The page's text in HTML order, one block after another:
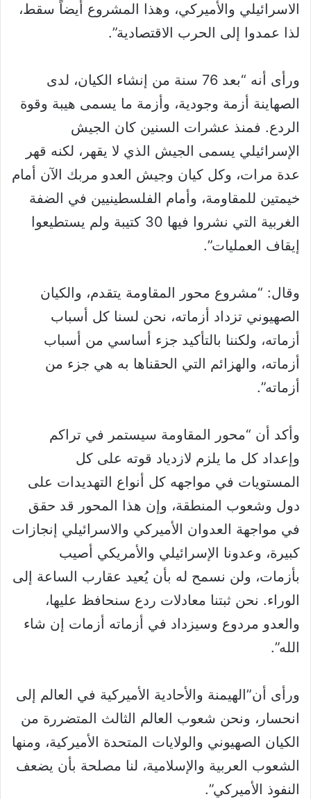
الاسرائيلي والأميركي، وهذا المشروع أيضاً سقط،
لذا عمدوا إلى الحرب الاقتصادية”.
ورأى أنه “بعد 76 سنة من إنشاء الكيان، لدى
الصهاينة أزمة وجودية، وأزمة ما يسمى هيبة وقوة
الردع. فمنذ عشرات السنين كان الجيش
الإسرائيلي يسمى الجيش الذي لا يقهر، لكنه قهر
عدة مرات، وكل كيان وجيش العدو مربك الآن أمام
خيمتين للمقاومة، وأمام الفلسطينيين في الضفة
الغربية التي نشروا فيها 30 كتيبة ولم يستطيعوا
إيقاف العمليات”.
وقال: “مشروع محور المقاومة يتقدم، والكيان
الصهيوني تزداد أزماته، نحن لسنا كل أسباب
أزماته، ولكننا بالتأكيد جزء أساسي من أسباب
أزماته، والهزائم التي الحقناها به هي جزء من
أزماته”.
وأكد أن “محور المقاومة سيستمر في تراكم
وإعداد كل ما يلزم لازدياد قوته على كل
المستويات في مواجهه كل أنواع التهديدات على
دول وشعوب المنطقة، وإن هذا المحور قد حقق
في مواجهة العدوان الأميركي والاسرائيلي إنجازات
كبيرة، وعدونا الإسرائيلي والأمريكي أصيب
بأزمات، ولن نسمح له بأن يُعيد عقارب الساعة إلى
الوراء. نحن ثبتنا معادلات ردع سنحافظ عليها،
والعدو مردوع وسيزداد في أزماته أزمات إن شاء
الله”.
ورأى أن”الهيمنة والأحادية الأميركية في العالم إلى
انحسار، ونحن شعوب العالم الثالث المتضررة من
الكيان الصهيوني والولايات المتحدة الأميركية، ومنها
الشعوب العربية والإسلامية، لنا مصلحة بأن يضعف
النفوذ الأميركي”.